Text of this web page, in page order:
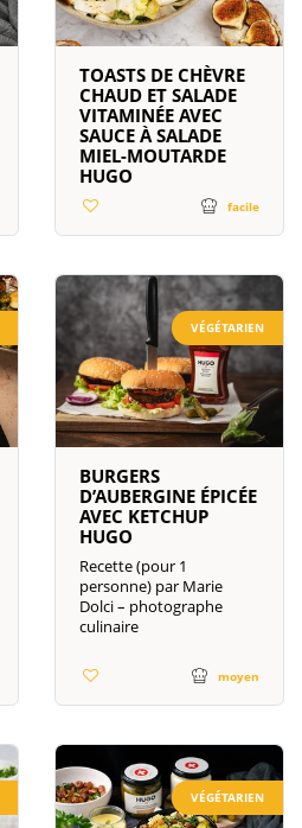
TOASTS DE CHÈVRE
CHAUD ET SALADE
VITAMINÉE AVEC
SAUCE À SALADE
MIEL-MOUTARDE
HUGO
facile
VÉGÉTARIEN
BURGERS
D’AUBERGINE ÉPICÉE
AVEC KETCHUP
HUGO
Recette (pour 1
personne) par Marie
Dolci – photographe
culinaire
moyen
VÉGÉTARIEN